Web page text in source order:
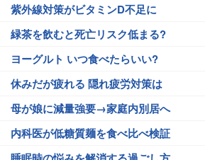
紫外線対策がビタミンD不足に
緑茶を飲むと死亡リスク低まる?
ヨーグルト いつ食べたらいい?
休みだが疲れる 隠れ疲労対策は
母が娘に減量強要→家庭内別居へ
内科医が低糖質麺を食べ比べ検証